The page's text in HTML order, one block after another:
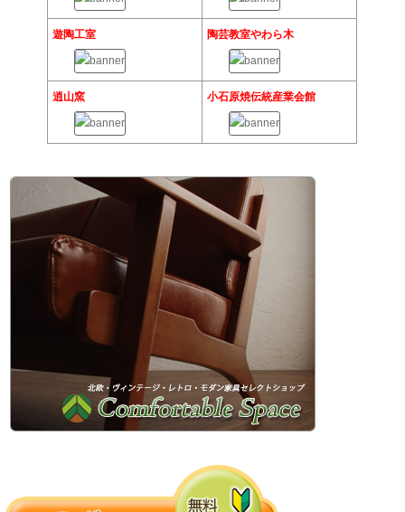
遊陶工室 陶芸教室やわら木
逍山窯 小石原焼伝統産業会館